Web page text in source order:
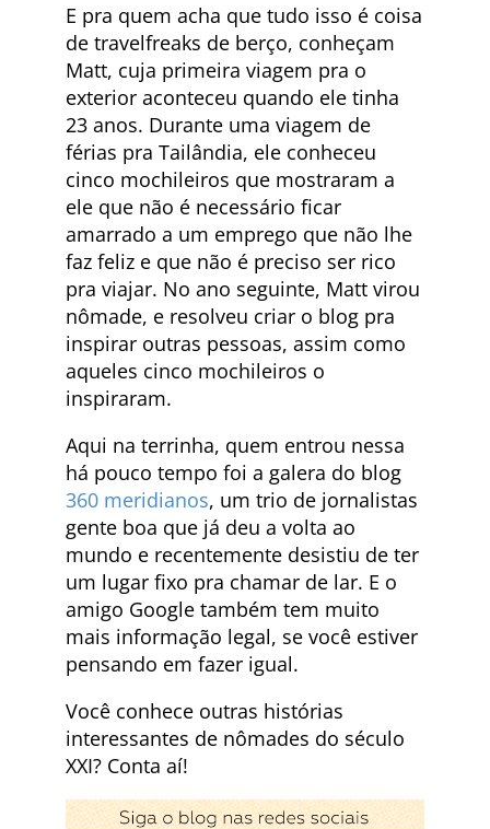
E pra quem acha que tudo isso é coisa
de travelfreaks de berço, conheçam
Matt, cuja primeira viagem pra o
exterior aconteceu quando ele tinha
23 anos. Durante uma viagem de
férias pra Tailândia, ele conheceu
cinco mochileiros que mostraram a
ele que não é necessário ficar
amarrado a um emprego que não lhe
faz feliz e que não é preciso ser rico
pra viajar. No ano seguinte, Matt virou
nômade, e resolveu criar o blog pra
inspirar outras pessoas, assim como
aqueles cinco mochileiros o
inspiraram.
Aqui na terrinha, quem entrou nessa
há pouco tempo foi a galera do blog
360 meridianos, um trio de jornalistas
gente boa que já deu a volta ao
mundo e recentemente desistiu de ter
um lugar fixo pra chamar de lar. E o
amigo Google também tem muito
mais informação legal, se você estiver
pensando em fazer igual.
Você conhece outras histórias
interessantes de nômades do século
XXI? Conta aí!